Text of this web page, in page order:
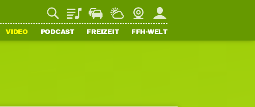
PlaylistStaupilotWetterWebcamMein FFH
VIDEO PODCAST FREIZEIT FFH-WELT